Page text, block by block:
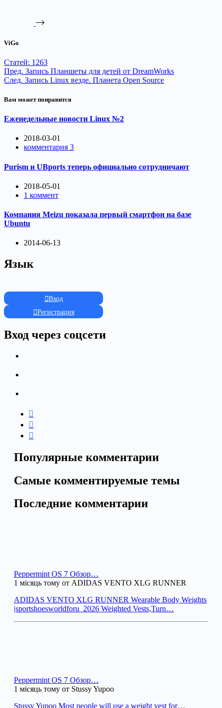
ViGo
Статей: 1263
Пред. Запись Планшеты для детей от DreamWorks
След. Запись Linux везде. Планета Open Source
Вам может понравится
Еженедельные новости Linux №2
2018-03-01
комментария 3
Purism и UBports теперь официально сотрудничают
2018-05-01
1 коммент
Компания Meizu показала первый смартфон на базе
Ubuntu
2014-06-13
Язык
Вход
Регистрация
Вход через соцсети
Популярные комментарии
Самые комментируемые темы
Последние комментарии
Peppermint OS 7 Обзор…
1 місяць тому от ADIDAS VENTO XLG RUNNER
ADIDAS VENTO XLG RUNNER Wearable Body Weights
|sportshoesworldforu_2026 Weighted Vests,Turn…
Peppermint OS 7 Обзор…
1 місяць тому от Stussy Yupoo
Stussy Yupoo Most people will use a weight vest for…